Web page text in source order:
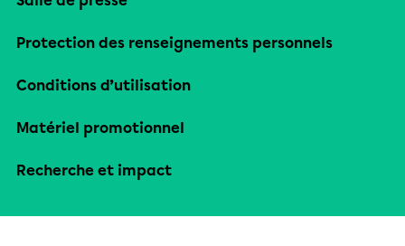
Protection des renseignements personnels
Conditions d’utilisation
Matériel promotionnel
Recherche et impact